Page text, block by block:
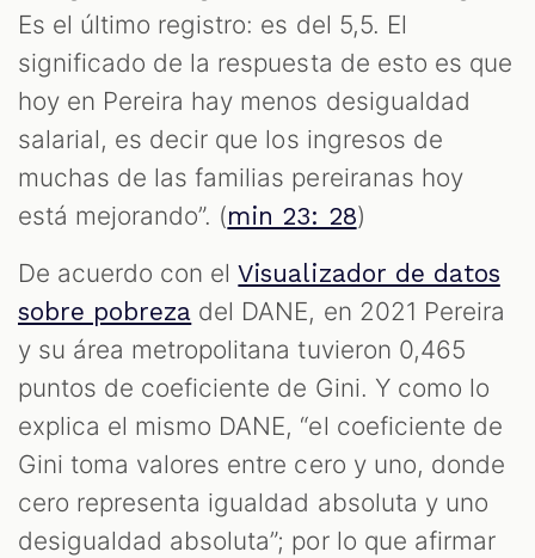
Es el último registro: es del 5,5. El
significado de la respuesta de esto es que
hoy en Pereira hay menos desigualdad
salarial, es decir que los ingresos de
muchas de las familias pereiranas hoy
está mejorando”. (min 23: 28)
De acuerdo con elVisualizador de datos
sobre pobreza del DANE, en 2021 Pereira
y su área metropolitana tuvieron 0,465
puntos de coeficiente de Gini. Y como lo
explica el mismo DANE, “el coeficiente de
Gini toma valores entre cero y uno, donde
cero representa igualdad absoluta y uno
desigualdad absoluta”; por lo que afirmar